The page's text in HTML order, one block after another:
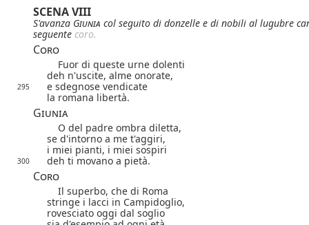
SCENA VIII
S'avanza Giunia col seguito di donzelle e di nobili al lugubre
seguente coro.
Coro
Fuor di queste urne dolenti
deh n'uscite, alme onorate,
295
e sdegnose vendicate
la romana libertà.
Giunia
O del padre ombra diletta,
se d'intorno a me t'aggiri,
i miei pianti, i miei sospiri
300 deh ti movano a pietà.
Coro
Il superbo, che di Roma
stringe i lacci in Campidoglio,
rovesciato oggi dal soglio